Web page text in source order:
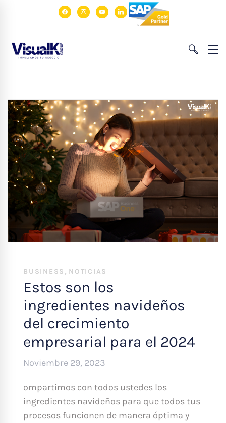
facebookinstagram
youtubelinkedin
BUSINESS , NOTICIAS
Estos son los
ingredientes navideños
del crecimiento
empresarial para el 2024
Noviembre 29, 2023
ompartimos con todos ustedes los
ingredientes navideños para que todos tus
procesos funcionen de manera óptima y